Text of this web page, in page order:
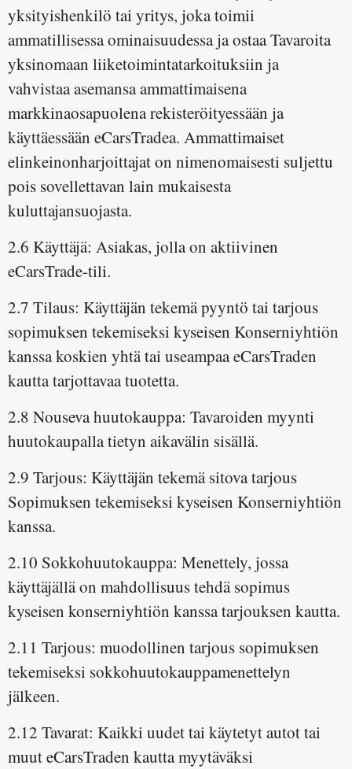
yksityishenkilö tai yritys, joka toimii
ammatillisessa ominaisuudessa ja ostaa Tavaroita
yksinomaan liiketoimintatarkoituksiin ja
vahvistaa asemansa ammattimaisena
markkinaosapuolena rekisteröityessään ja
käyttäessään eCarsTradea. Ammattimaiset
elinkeinonharjoittajat on nimenomaisesti suljettu
pois sovellettavan lain mukaisesta
kuluttajansuojasta.
2.6 Käyttäjä: Asiakas, jolla on aktiivinen
eCarsTrade-tili.
2.7 Tilaus: Käyttäjän tekemä pyyntö tai tarjous
sopimuksen tekemiseksi kyseisen Konserniyhtiön
kanssa koskien yhtä tai useampaa eCarsTraden
kautta tarjottavaa tuotetta.
2.8 Nouseva huutokauppa: Tavaroiden myynti
huutokaupalla tietyn aikavälin sisällä.
2.9 Tarjous: Käyttäjän tekemä sitova tarjous
Sopimuksen tekemiseksi kyseisen Konserniyhtiön
kanssa.
2.10 Sokkohuutokauppa: Menettely, jossa
käyttäjällä on mahdollisuus tehdä sopimus
kyseisen konserniyhtiön kanssa tarjouksen kautta.
2.11 Tarjous: muodollinen tarjous sopimuksen
tekemiseksi sokkohuutokauppamenettelyn
jälkeen.
2.12 Tavarat: Kaikki uudet tai käytetyt autot tai
muut eCarsTraden kautta myytäväksi